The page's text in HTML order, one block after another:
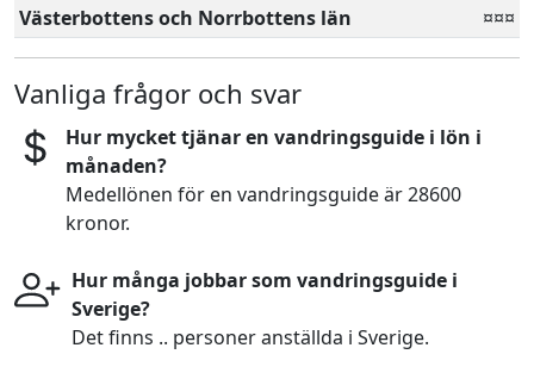
Västerbottens och Norrbottens län
¤¤¤
Vanliga frågor och svar
Hur mycket tjänar en vandringsguide i lön i
månaden?
Medellönen för en vandringsguide är 28600
kronor.
Hur många jobbar som vandringsguide i
Sverige?
Det finns .. personer anställda i Sverige.